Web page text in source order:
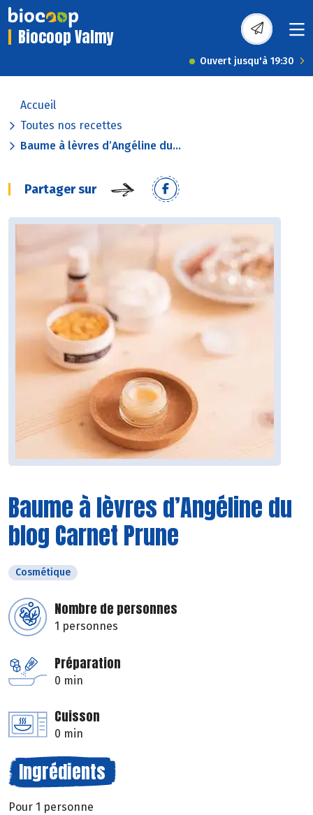
Biocoop Valmy
Ouvert jusqu'à 19:30
Accueil
Toutes nos recettes
Baume à lèvres d’Angéline du...
Partager sur
Baume à lèvres d’Angéline du
blog Carnet Prune
Cosmétique
Nombre de personnes
1 personnes
Préparation
0 min
Cuisson
0 min
Ingrédients
Pour 1 personne